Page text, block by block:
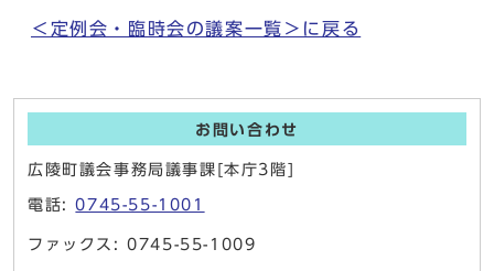
＜定例会・臨時会の議案一覧＞に戻る
お問い合わせ
広陵町議会事務局議事課[本庁3階]
電話:0745-55-1001
ファックス: 0745-55-1009